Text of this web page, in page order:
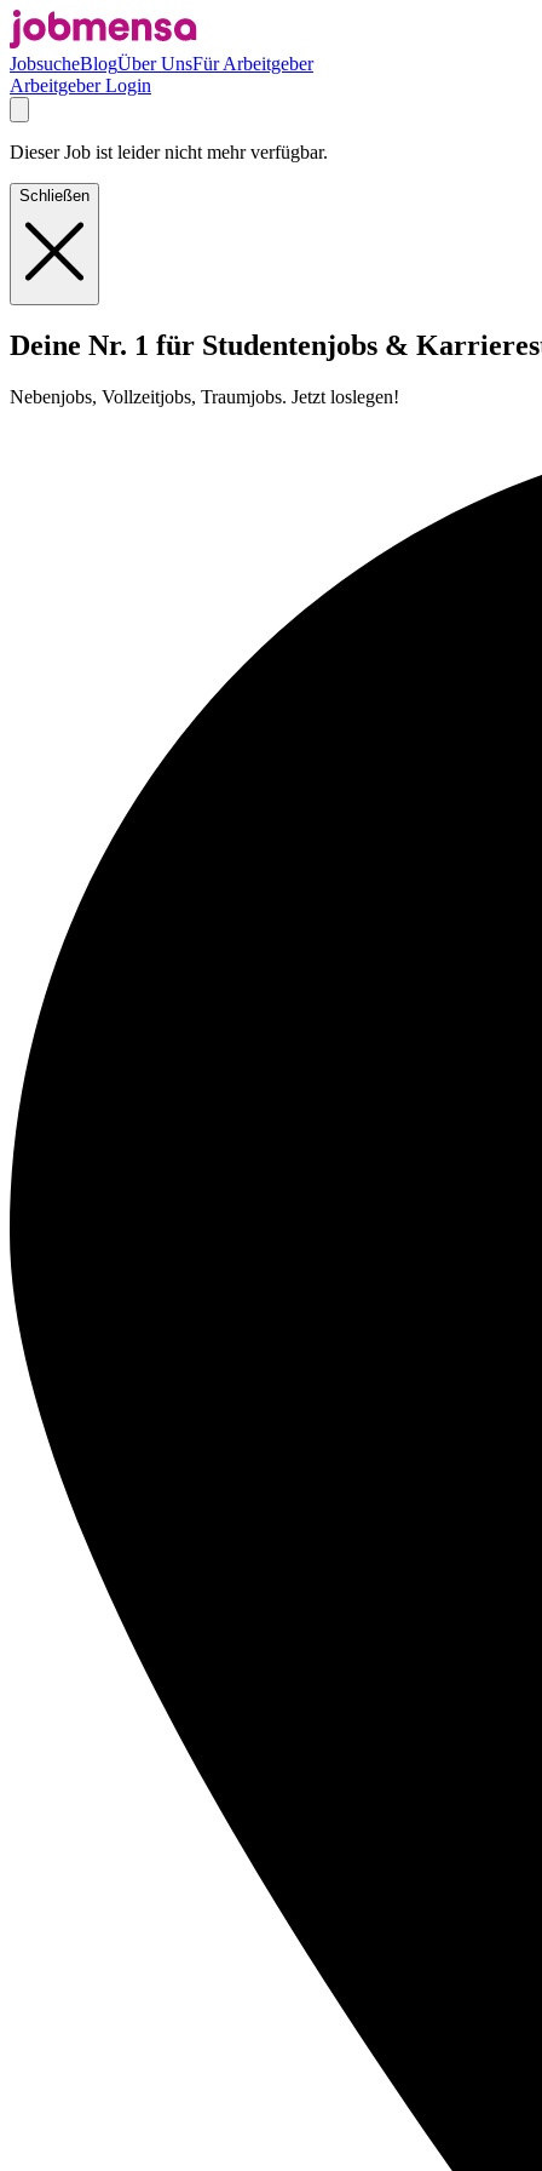
JobsucheBlogÜber UnsFür Arbeitgeber
Arbeitgeber Login
Dieser Job ist leider nicht mehr verfügbar.
Schließen
Deine Nr. 1 für Studentenjobs &
Nebenjobs, Vollzeitjobs, Traumjobs. Jetzt loslegen!